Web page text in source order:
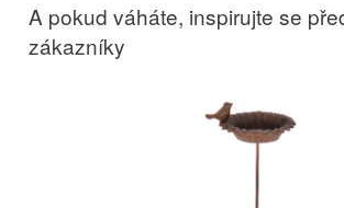
A pokud váháte, inspirujte se
zákazníky